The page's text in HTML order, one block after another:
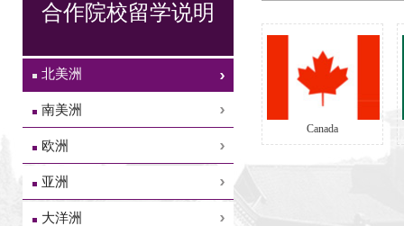
合作院校留学说明
北美洲
南美洲
欧洲
亚洲
大洋洲
Canada